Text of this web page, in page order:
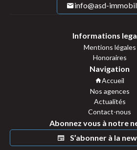
info@asd-
Informations
Mentions légales
Honoraires
Navigation
Accueil
Nos agences
Actualités
Contact-nous
Abonnez vous à notre
S’abonner à la